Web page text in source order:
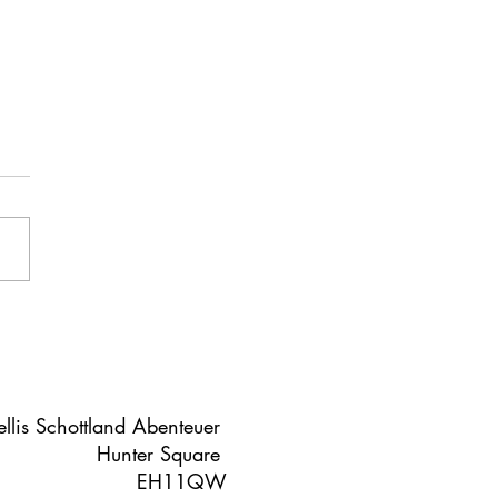
Schottland Abenteuer
Hunter Square
EH11QW